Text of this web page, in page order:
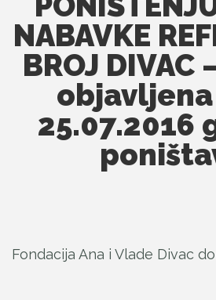
NABAVKE
BROJ
25.07.2016
Fondacija Ana i Vlade Divac